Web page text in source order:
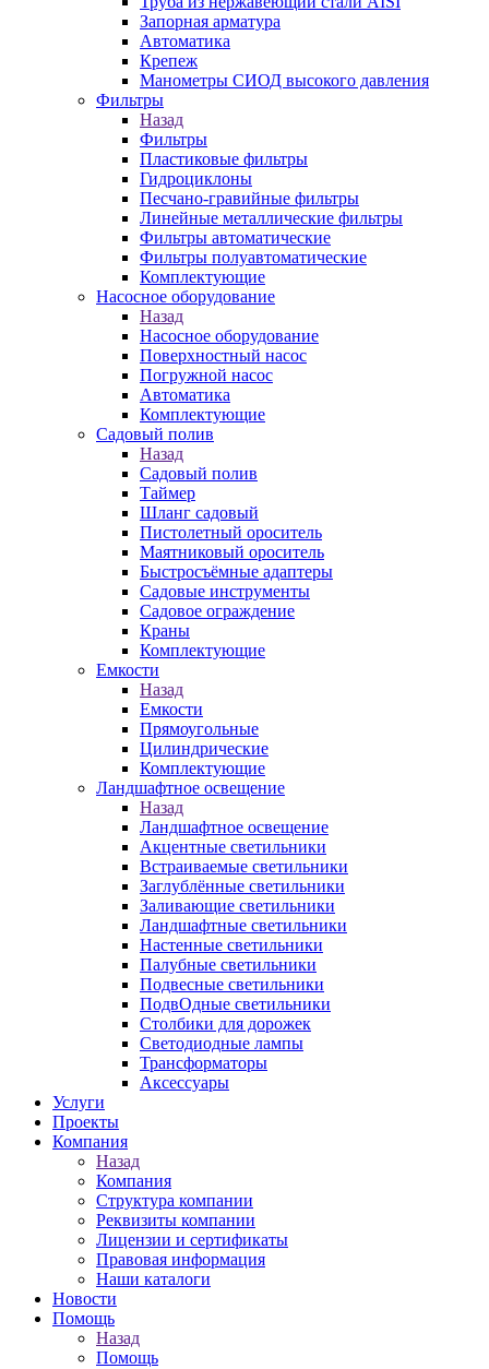
Запорная арматура
Автоматика
Крепеж
Манометры СИОД высокого давления
Фильтры
Назад
Фильтры
Пластиковые фильтры
Гидроциклоны
Песчано-гравийные фильтры
Линейные металлические фильтры
Фильтры автоматические
Фильтры полуавтоматические
Комплектующие
Насосное оборудование
Назад
Насосное оборудование
Поверхностный насос
Погружной насос
Автоматика
Комплектующие
Садовый полив
Назад
Садовый полив
Таймер
Шланг садовый
Пистолетный ороситель
Маятниковый ороситель
Быстросъёмные адаптеры
Садовые инструменты
Садовое ограждение
Краны
Комплектующие
Емкости
Назад
Емкости
Прямоугольные
Цилиндрические
Комплектующие
Ландшафтное освещение
Назад
Ландшафтное освещение
Акцентные светильники
Встраиваемые светильники
Заглублённые светильники
Заливающие светильники
Ландшафтные светильники
Настенные светильники
Палубные светильники
Подвесные светильники
ПодвОдные светильники
Столбики для дорожек
Светодиодные лампы
Трансформаторы
Аксессуары
Услуги
Проекты
Компания
Назад
Компания
Структура компании
Реквизиты компании
Лицензии и сертификаты
Правовая информация
Наши каталоги
Новости
Помощь
Назад
Помощь